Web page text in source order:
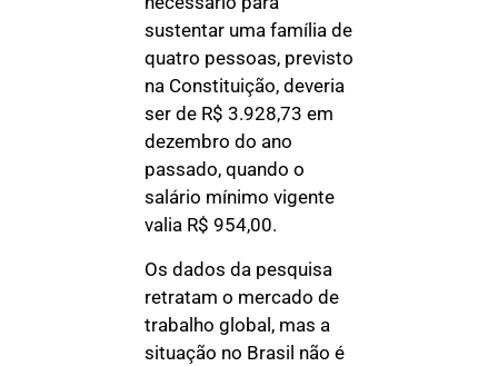
sustentar uma família de
quatro pessoas, previsto
na Constituição, deveria
ser de R$ 3.928,73 em
dezembro do ano
passado, quando o
salário mínimo vigente
valia R$ 954,00.
Os dados da pesquisa
retratam o mercado de
trabalho global, mas a
situação no Brasil não é